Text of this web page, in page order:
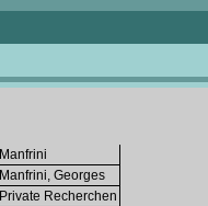
Manfrini
Manfrini, Georges
Private Recherchen